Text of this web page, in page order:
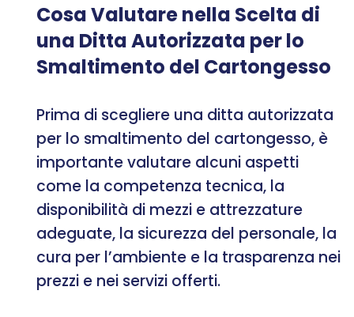
Cosa Valutare nella Scelta di
una Ditta Autorizzata per lo
Smaltimento del Cartongesso
Prima di scegliere una ditta autorizzata
per lo smaltimento del cartongesso, è
importante valutare alcuni aspetti
come la competenza tecnica, la
disponibilità di mezzi e attrezzature
adeguate, la sicurezza del personale, la
cura per l’ambiente e la trasparenza nei
prezzi e nei servizi offerti.